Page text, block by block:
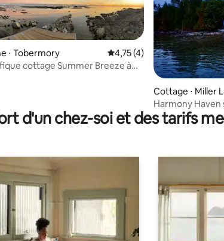
sur la base de 111 commentaires : 4,98 sur 5
⋅ Tobermory Évaluation moyenne sur la
4,75 (4)
cottage Summer Breeze à
Cottage ⋅ Miller
Harmony Haven
d'un chez-soi et des tarifs